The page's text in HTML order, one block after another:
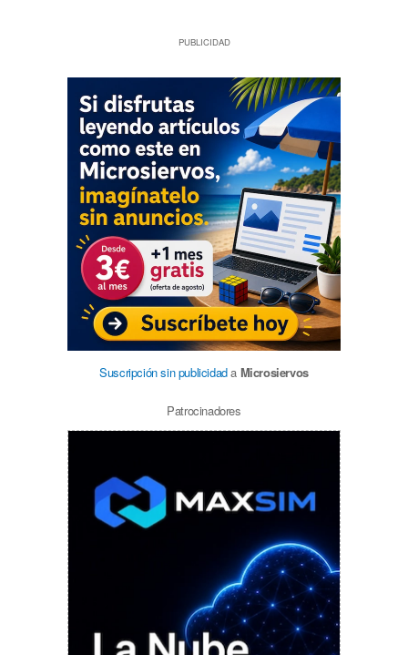
PUBLICIDAD
Suscripción sin publicidada Microsiervos
Patrocinadores